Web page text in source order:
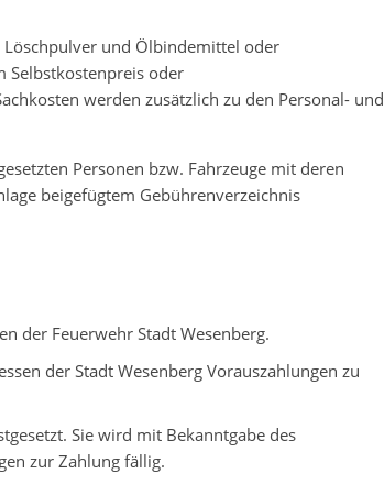
und Ölbindemittel oder
Selbstkostenpreis oder
werden zusätzlich zu den Personal- und
Personen bzw. Fahrzeuge mit deren
beigefügtem Gebührenverzeichnis
der Feuerwehr Stadt Wesenberg.
der Stadt Wesenberg Vorauszahlungen zu
Sie wird mit Bekanntgabe des
zur Zahlung fällig.